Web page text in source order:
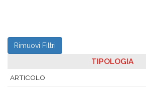
Rimuovi Filtri
TIPOLOGIA
ARTICOLO